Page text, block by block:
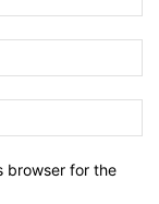
browser for the